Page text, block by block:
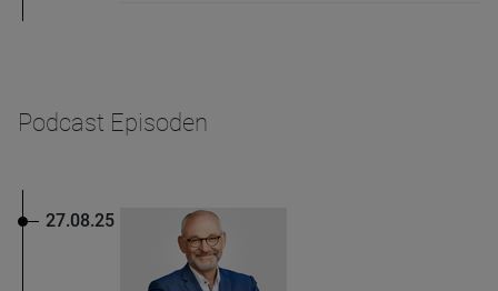
Podcast Episoden
27.08.25